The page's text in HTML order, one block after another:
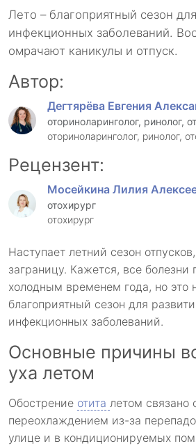
Лето – благоприятный сезон
инфекционных заболеваний.
омрачают каникулы и отпуск.
Автор:
Дегтярёва Евгения
оториноларинголог, ринолог,
оториноларинголог, ринолог,
Рецензент:
Мосейкина Лилия
отохирург
отохирург
Наступает летний сезон
заграницу. Кажется, все
холодным временем года, но это
благоприятный сезон для
инфекционных заболеваний.
Основные причины
уха летом
Обострение отита летом связано
переохлаждением из-за
улице и в кондиционируемых